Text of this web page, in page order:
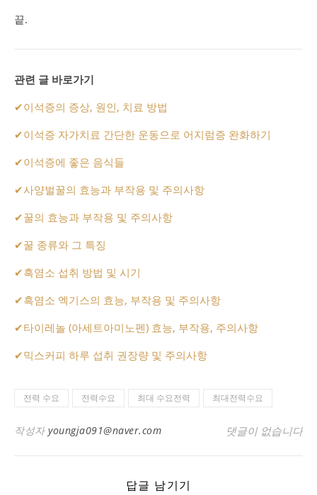
끝.
관련 글 바로가기
✔이석증의 증상, 원인, 치료 방법
✔이석증 자가치료 간단한 운동으로 어지럼증 완화하기
✔이석증에 좋은 음식들
✔사양벌꿀의 효능과 부작용 및 주의사항
✔꿀의 효능과 부작용 및 주의사항
✔꿀 종류와 그 특징
✔흑염소 섭취 방법 및 시기
✔흑염소 엑기스의 효능, 부작용 및 주의사항
✔타이레놀 (아세트아미노펜) 효능, 부작용, 주의사항
✔믹스커피 하루 섭취 권장량 및 주의사항
전력 수요 전력수요 최대 수요전력 최대전력수요
작성자 youngja091@naver.com 댓글이 없습니다
답글 남기기